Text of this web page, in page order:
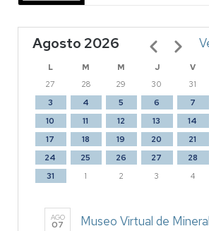
Agosto 2026
L M M J V
27
28 29 30 31
3
4 5 6 7
10
11 12 13 14
17
18 19 20 21
24
25 26 27 28
31
1 2 3 4
Paginación
AGO
07 Museo Virtual de